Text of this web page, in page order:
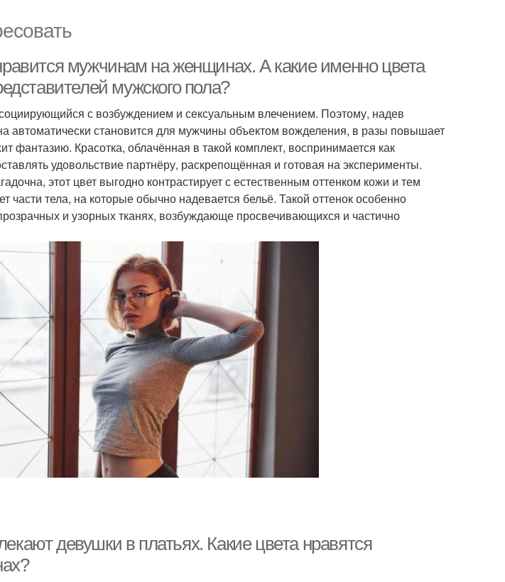
мужчинам на женщинах. А какие именно цвета
мужского пола?
с возбуждением и сексуальным влечением. Поэтому, надев
автоматически становится для мужчины объектом вожделения, в разы повышает
фантазию. Красотка, облачённая в такой комплект, воспринимается как
удовольствие партнёру, раскрепощённая и готовая на эксперименты.
этот цвет выгодно контрастирует с естественным оттенком кожи и тем
части тела, на которые обычно надевается бельё. Такой оттенок особенно
и узорных тканях, возбуждающе просвечивающихся и частично
девушки в платьях. Какие цвета нравятся